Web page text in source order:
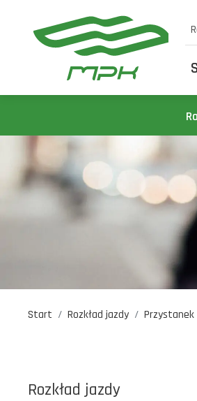
Start Rozkład jazdy Przystanek
Rozkład jazdy